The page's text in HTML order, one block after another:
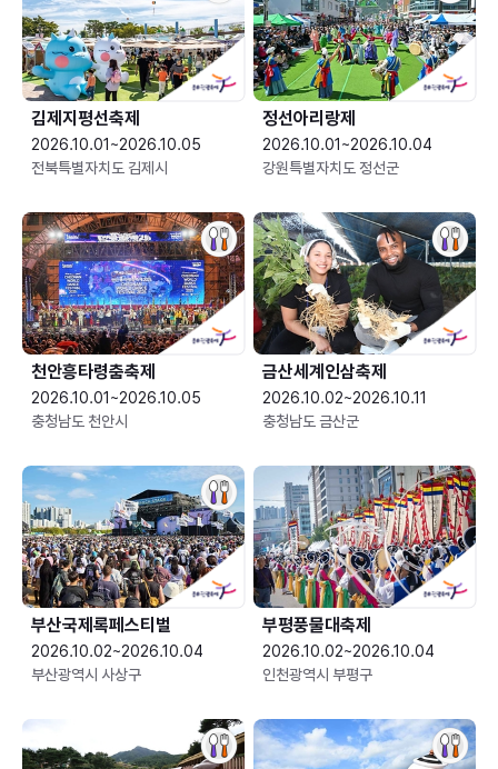
김제지평선축제
2026.10.01~2026.10.05
전북특별자치도 김제시
정선아리랑제
2026.10.01~2026.10.04
강원특별자치도 정선군
천안흥타령춤축제
2026.10.01~2026.10.05
충청남도 천안시
금산세계인삼축제
2026.10.02~2026.10.11
충청남도 금산군
부산국제록페스티벌
2026.10.02~2026.10.04
부산광역시 사상구
부평풍물대축제
2026.10.02~2026.10.04
인천광역시 부평구